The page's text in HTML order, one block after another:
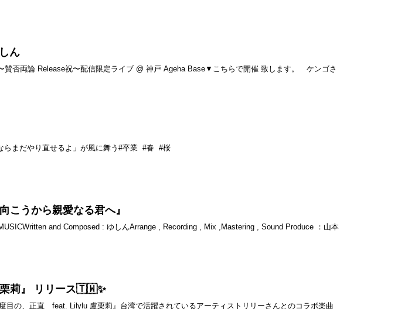
ん
賛否両論 Release祝〜配信限定ライブ @ 神戸 Ageha Base▼こちらで開催 致します。 ケンゴさ
らまだやり直せるよ」が風に舞う#卒業 #春 #桜
こうから親愛なる君へ』
and Composed : ゆしんArrange , Recording , Mix ,Mastering , Sound Produce ：山本
莉』 リリース🇹🇼✨
目の、正直 feat. Lilylu 盧栗莉』台湾で活躍されているアーティストリリーさんとのコラボ楽曲